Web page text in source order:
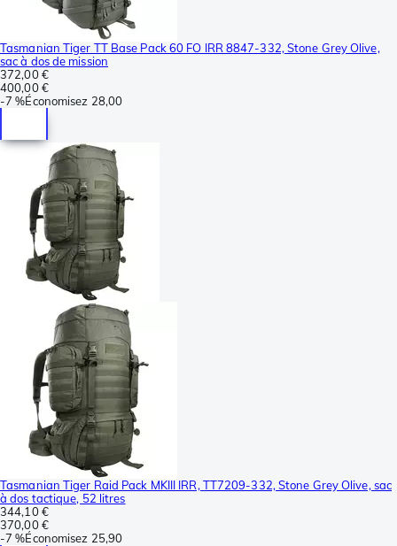
Tasmanian Tiger TT Base Pack 60 FO IRR 8847-332, Stone Grey Olive,
sac à dos de mission
372,00 €
400,00 €
-7 %Économisez 28,00
Tasmanian Tiger Raid Pack MKIII IRR, TT7209-332, Stone Grey Olive, sac
à dos tactique, 52 litres
344,10 €
370,00 €
-7 %Économisez 25,90